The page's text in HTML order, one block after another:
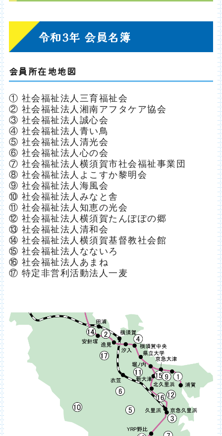
令和3年 会員名簿
会員所在地地図
① 社会福祉法人三育福祉会
② 社会福祉法人湘南アフタケア協会
③ 社会福祉法人誠心会
④ 社会福祉法人青い鳥
⑤ 社会福祉法人清光会
⑥ 社会福祉法人心の会
⑦ 社会福祉法人横須賀市社会福祉事業団
⑧ 社会福祉法人よこすか黎明会
⑨ 社会福祉法人海風会
⑩ 社会福祉法人みなと舎
⑪ 社会福祉法人知恵の光会
⑫ 社会福祉法人横須賀たんぽぽの郷
⑬ 社会福祉法人清和会
⑭ 社会福祉法人横須賀基督教社会館
⑮ 社会福祉法人なないろ
⑯ 社会福祉法人あまね
⑰ 特定非営利活動法人一麦